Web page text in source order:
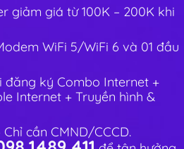
giảm giá từ 100K – 200K khi
WiFi 5/WiFi 6 và 01 đầu
đăng ký Combo Internet +
Internet + Truyền hình &
cần CMND/CCCD.